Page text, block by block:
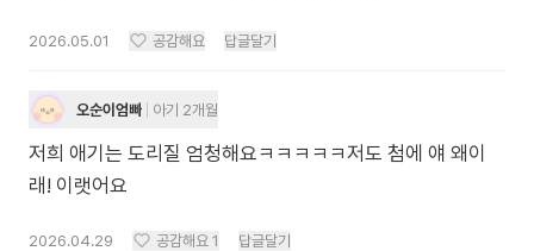
2026.05.01 공감해요 답글달기
오순이엄빠 아기 2개월
저희 애기는 도리질 엄청해요ㅋㅋㅋㅋㅋ저도 첨에 얘 왜이
래! 이랫어요
2026.04.29 공감해요 1 답글달기